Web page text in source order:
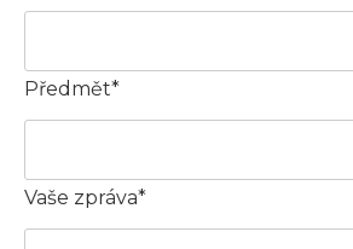
Předmět*
Vaše zpráva*